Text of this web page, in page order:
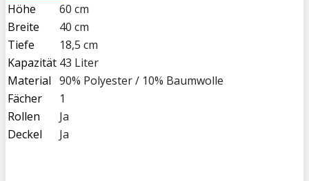
Höhe
60 cm
Breite
40 cm
Tiefe
18,5 cm
Kapazität 43 Liter
Material 90% Polyester / 10% Baumwolle
Fächer
1
Rollen
Ja
Deckel
Ja